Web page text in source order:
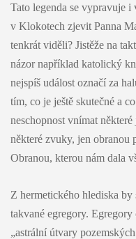
Tato legenda se vypravuje i
v Klokotech zjevit Panna
tenkrát viděli? Jistěže na
názor například katolický
nejspíš událost označí za
tím, co je ještě skutečné a
neschopnost vnímat
některé zvuky, jen obranou
Obranou, kterou nám dala
Z hermetického hlediska by
takvané egregory.
„astrální útvary